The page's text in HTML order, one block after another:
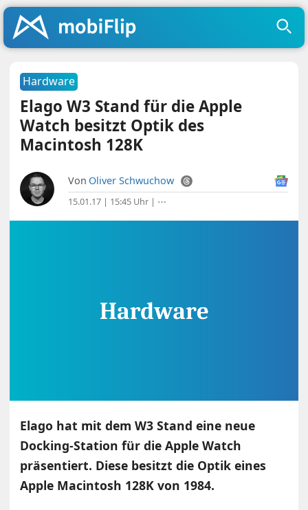
Hardware
Elago W3 Stand für die Apple
Watch besitzt Optik des
Macintosh 128K
Von Oliver Schwuchow
15.01.17 | 15:45 Uhr | ⋯
Elago hat mit dem W3 Stand eine neue
Docking-Station für die Apple Watch
präsentiert. Diese besitzt die Optik eines
Apple Macintosh 128K von 1984.